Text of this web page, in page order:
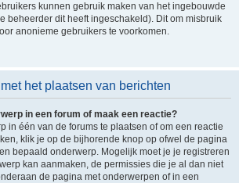
kunnen gebruik maken van het ingebouwde
beheerder dit heeft ingeschakeld). Dit om misbruik
anonieme gebruikers te voorkomen.
het plaatsen van berichten
in een forum of maak een reactie?
in één van de forums te plaatsen of om een reactie
klik je op de bijhorende knop op ofwel de pagina
bepaald onderwerp. Mogelijk moet je je registreren
kan aanmaken, de permissies die je al dan niet
de pagina met onderwerpen of in een